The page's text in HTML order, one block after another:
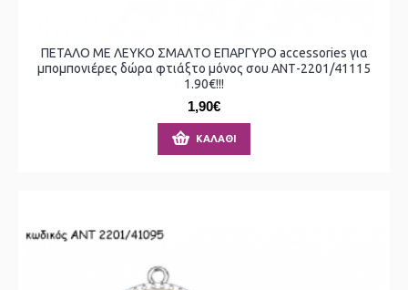
ΠΕΤΑΛΟ ΜΕ ΛΕΥΚΟ ΣΜΑΛΤΟ ΕΠΑΡΓΥΡΟ accessories για
μπομπονιέρες δώρα φτιάξτο μόνος σου ΑΝΤ-2201/41115
1.90€!!!
1,90€
ΚΑΛΆΘΙ